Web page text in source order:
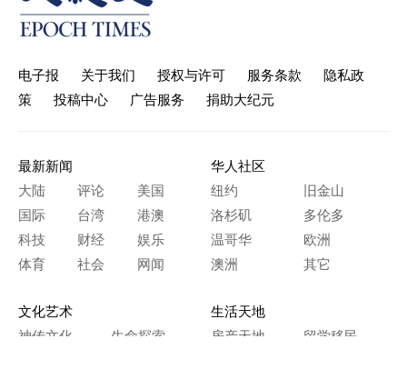
电子报 关于我们 授权与许可 服务条款
隐私政
策
投稿中心 广告服务 捐助大纪元
最新新闻
大陆
评论
美国
国际
台湾
港澳
科技
财经
娱乐
体育
社会 网闻
华人社区
纽约
旧金山
洛杉矶
多伦多
温哥华
欧洲
澳洲
其它
文化艺术
神传文化
生命探索
生活天地
房产天地
留学移民